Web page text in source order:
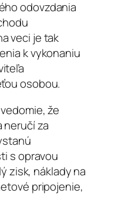
odovzdania
veci je tak
k vykonaniu
osobou.
že
za
s opravou
zisk, náklady na
pripojenie,